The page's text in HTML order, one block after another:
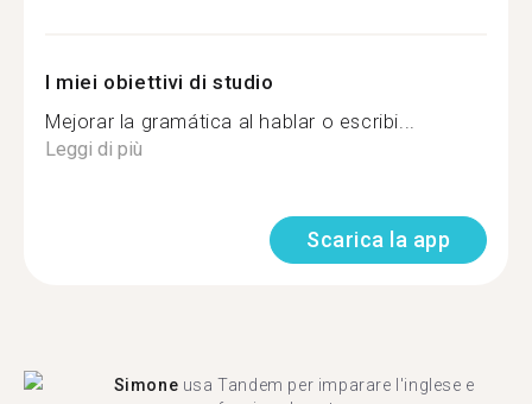
I miei obiettivi di studio
Mejorar la gramática al hablar o escribi...
Leggi di più
Scarica la app
Simone usa Tandem per imparare l'inglese e